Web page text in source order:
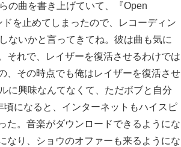
の曲を書き上げていて、『Open
を止めてしまったので、レコーディン
ないかと言ってきてね。彼は曲も気に
それで、レイザーを復活させるわけでは
、その時点でも俺はレイザーを復活させ
に興味なんてなくて、ただボブと自分
になると、インターネットもハイスピ
た。音楽がダウンロードできるようにな
なり、ショウのオファーも来るようにな